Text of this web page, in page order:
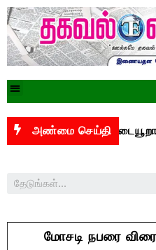
அண்மை செய்தி
இடையூறாக உள்ள
மோசடி நபரை